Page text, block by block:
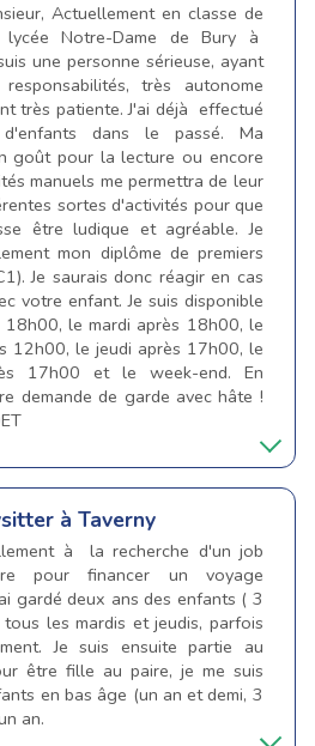
Actuellement en classe de
lycée Notre-Dame de Bury à
une personne sérieuse, ayant
très autonome
très patiente. J'ai déjà effectué
dans le passé. Ma
goût pour la lecture ou encore
manuels me permettra de leur
sortes d'activités pour que
être ludique et agréable. Je
mon diplôme de premiers
Je saurais donc réagir en cas
votre enfant. Je suis disponible
le mardi après 18h00, le
12h00, le jeudi après 17h00, le
17h00 et le week-end. En
demande de garde avec hâte !
à Taverny
à la recherche d'un job
pour financer un voyage
gardé deux ans des enfants ( 3
les mardis et jeudis, parfois
Je suis ensuite partie au
être fille au paire, je me suis
en bas âge (un an et demi, 3
an.